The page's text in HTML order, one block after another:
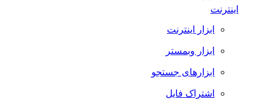
اینترنت
ابزار اینترنت
ابزار وبمستر
ابزارهای جستجو
اشتراک فایل